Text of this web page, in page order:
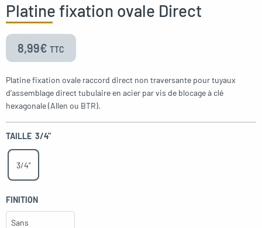
Platine fixation ovale Direct
8,99€ TTC
Platine fixation ovale raccord direct non traversante pour tuyaux
d’assemblage direct tubulaire en acier par vis de blocage à clé
hexagonale (Allen ou BTR).
TAILLE 3/4"
3/4"
FINITION